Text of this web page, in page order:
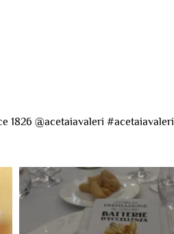
1826 @acetaiavaleri #acetaiavaleri